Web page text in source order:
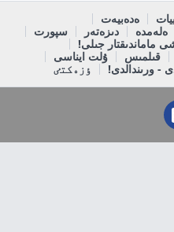
ەدەبيەت
ەلەمدە دىزەتەر
سپورت
ماماندىقتار جىلى!
قىلمىس
ۇلت ايناسى
- ورىندالدى! ٶزەكتٸ